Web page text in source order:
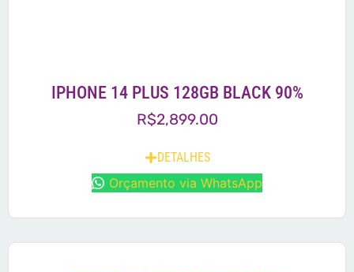
IPHONE 14 PLUS 128GB BLACK 90%
R$2,899.00
DETALHES
Orçamento via WhatsApp